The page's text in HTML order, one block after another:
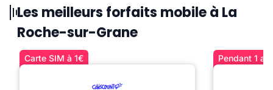
Les meilleurs forfaits mobile à La
Roche-sur-Grane
Carte SIM à 1€ Pendant 1